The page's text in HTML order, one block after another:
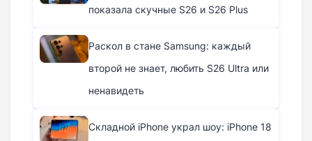
показала скучные S26 и S26 Plus
Раскол в стане Samsung: каждый
второй не знает, любить S26 Ultra или
ненавидеть
Складной iPhone украл шоу: iPhone 18